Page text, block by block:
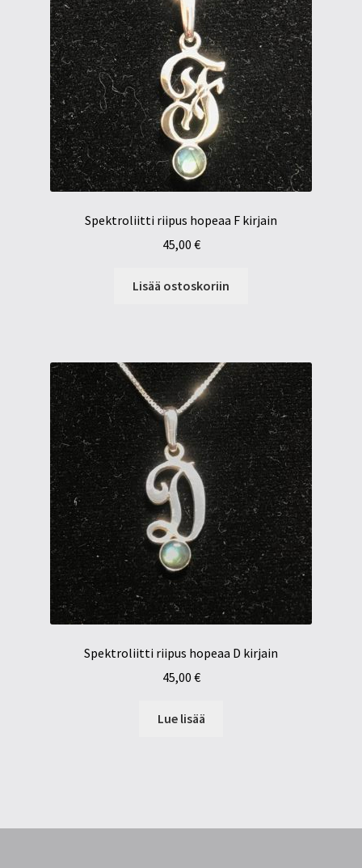
Spektroliitti riipus hopeaa F kirjain
45,00 €
Lisää ostoskoriin
Spektroliitti riipus hopeaa D kirjain
45,00 €
Lue lisää